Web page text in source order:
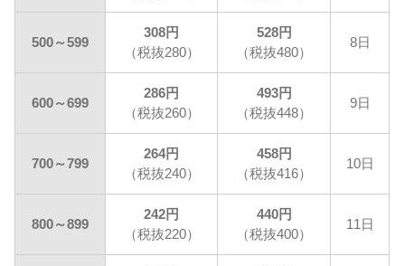
500～599
308円
（税抜280）
528円
（税抜480）
8日
600～699
286円
（税抜260）
493円
（税抜448）
9日
700～799
264円
（税抜240）
458円
（税抜416）
10日
800～899
242円
（税抜220）
440円
（税抜400）
11日